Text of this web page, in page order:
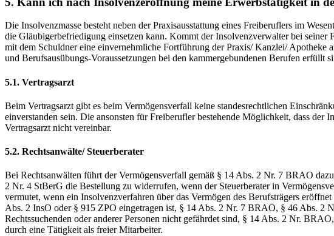
Die Insolvenzmasse besteht neben der Praxisausstattung eines Freiberuflers im
die Gläubigerbefriedigung einsetzen kann. Kommt der Insolvenzverwalter bei
mit dem Schuldner eine einvernehmliche Fortführung der Praxis/ Kanzlei/ Apotheke
und Berufsausübungs-Voraussetzungen bei den kammergebundenen Berufen erfüllt
5.1. Vertragsarzt
Beim Vertragsarzt gibt es beim Vermögensverfall keine standesrechtlichen
einverstanden sein. Die ansonsten für Freiberufler bestehende Möglichkeit, dass
Vertragsarzt nicht vereinbar.
5.2. Rechtsanwälte/ Steuerberater
Bei Rechtsanwälten führt der Vermögensverfall gemäß § 14 Abs. 2 Nr. 7 BRAO
2 Nr. 4 StBerG die Bestellung zu widerrufen, wenn der Steuerberater in
vermutet, wenn ein Insolvenzverfahren über das Vermögen des Berufsträgers
Abs. 2 InsO oder § 915 ZPO eingetragen ist, § 14 Abs. 2 Nr. 7 BRAO, § 46 Abs. 2
Rechtssuchenden oder anderer Personen nicht gefährdet sind, § 14 Abs. 2 Nr.
durch eine Tätigkeit als freier Mitarbeiter.